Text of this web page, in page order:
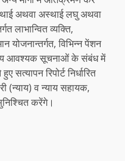
अथवा अस्थाई लघु अथवा
लाभान्वित व्यक्ति,
योजनान्तर्गत, विभिन्न पेंशन
अन्य आवश्यक सूचनाओं के संबंध में
रिपोर्ट निर्धारित
(न्याय) व न्याय सहायक,
करेंगे।